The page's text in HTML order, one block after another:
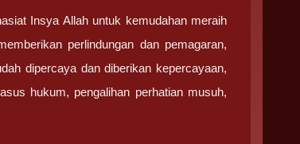
Insya Allah untuk kemudahan meraih
perlindungan dan pemagaran,
dipercaya dan diberikan kepercayaan,
hukum, pengalihan perhatian musuh,